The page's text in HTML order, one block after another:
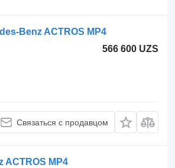
Benz ACTROS MP4
566 600 UZS
Связаться с продавцом
ACTROS MP4